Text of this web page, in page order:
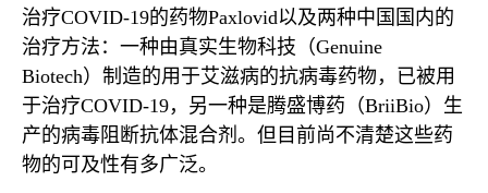
治疗COVID-19的药物Paxlovid以及两种中国国内的
治疗方法：一种由真实生物科技（Genuine
Biotech）制造的用于艾滋病的抗病毒药物，已被用
于治疗COVID-19，另一种是腾盛博药（BriiBio）生
产的病毒阻断抗体混合剂。但目前尚不清楚这些药
物的可及性有多广泛。